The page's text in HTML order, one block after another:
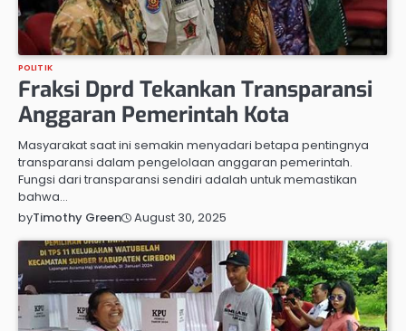
POLITIK
Fraksi Dprd Tekankan Transparansi
Anggaran Pemerintah Kota
Masyarakat saat ini semakin menyadari betapa pentingnya
transparansi dalam pengelolaan anggaran pemerintah.
Fungsi dari transparansi sendiri adalah untuk memastikan
bahwa…
byTimothy Green August 30, 2025